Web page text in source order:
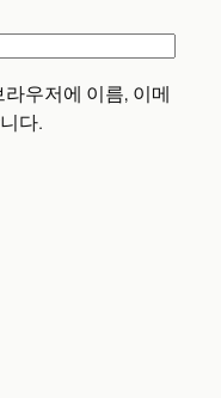
우저에 이름, 이메
다.